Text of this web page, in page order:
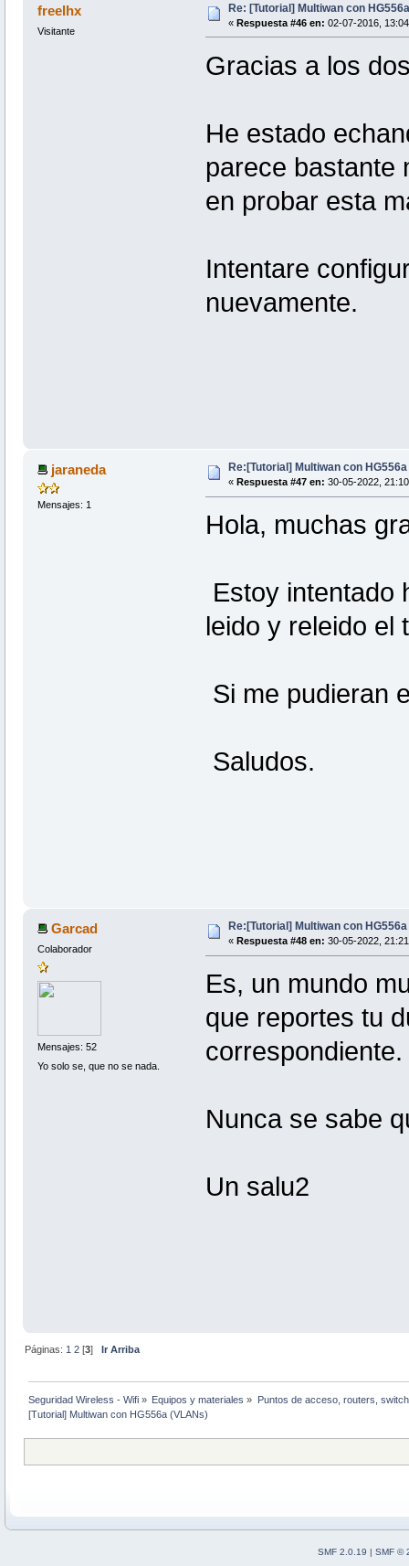
freelhx
Visitante
Re: [Tutorial] Multiwan con
« Respuesta #46 en: 02-07-2016,
Gracias a los
He estado
parece bastante
en probar esta
Intentare
nuevamente.
jaraneda
Mensajes: 1
Re:[Tutorial] Multiwan con
« Respuesta #47 en: 30-05-2022,
Hola, muchas
Estoy intentado
leido y releido el
Si me pudieran
Saludos.
Garcad
Colaborador
Mensajes: 52
Yo solo se, que no se nada.
Re:[Tutorial] Multiwan con
« Respuesta #48 en: 30-05-2022,
Es, un mundo
que reportes tu
correspondiente.
Nunca se sabe
Un salu2
Páginas:1 2 [3] Ir Arriba
Seguridad Wireless - Wifi » Equipos y materiales »
Puntos de acceso, routers,
[Tutorial] Multiwan con HG556a (VLANs)
SMF 2.0.19
SMF ©